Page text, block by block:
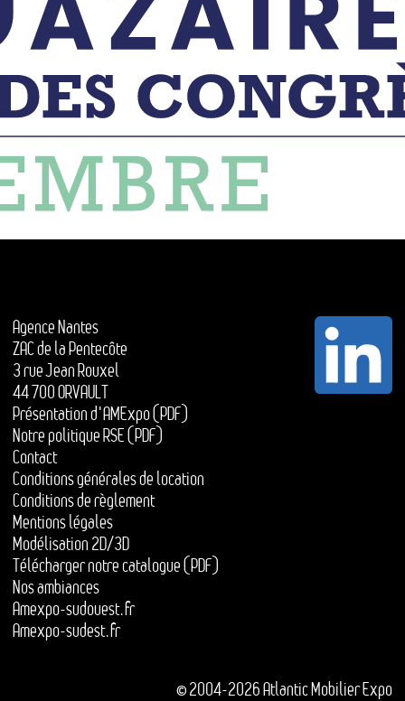
Agence Nantes
ZAC de la Pentecôte
3 rue Jean Rouxel
44 700 ORVAULT
Présentation d'AMExpo (PDF)
Notre politique RSE (PDF)
Contact
Conditions générales de location
Conditions de règlement
Mentions légales
Modélisation 2D/3D
Télécharger notre catalogue (PDF)
Nos ambiances
Amexpo-sudouest.fr
Amexpo-sudest.fr
© 2004-2026 Atlantic Mobilier Expo